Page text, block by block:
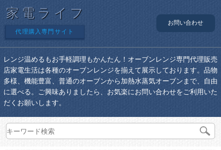
家電ライフ
代理購入専門サイト
お問い合わせ
レンジ温めるもお手軽調理もかんたん！オーブンレンジ専門代理販売
店家電生活は各種のオーブンレンジを揃えて展示しております。品物
多様、機能豊富、普通のオーブンから加熱水蒸気オーブンまで、自由
に選べる。ご興味ありましたら、お気楽にお問い合わせをご利用いた
だくお願いします。